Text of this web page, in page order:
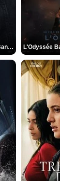
Spider-Man: Brand New Day Bande-annonce VO STFR